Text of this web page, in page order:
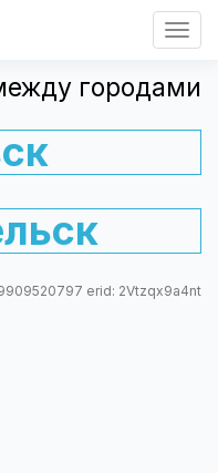
городами
erid: 2Vtzqx9a4nt